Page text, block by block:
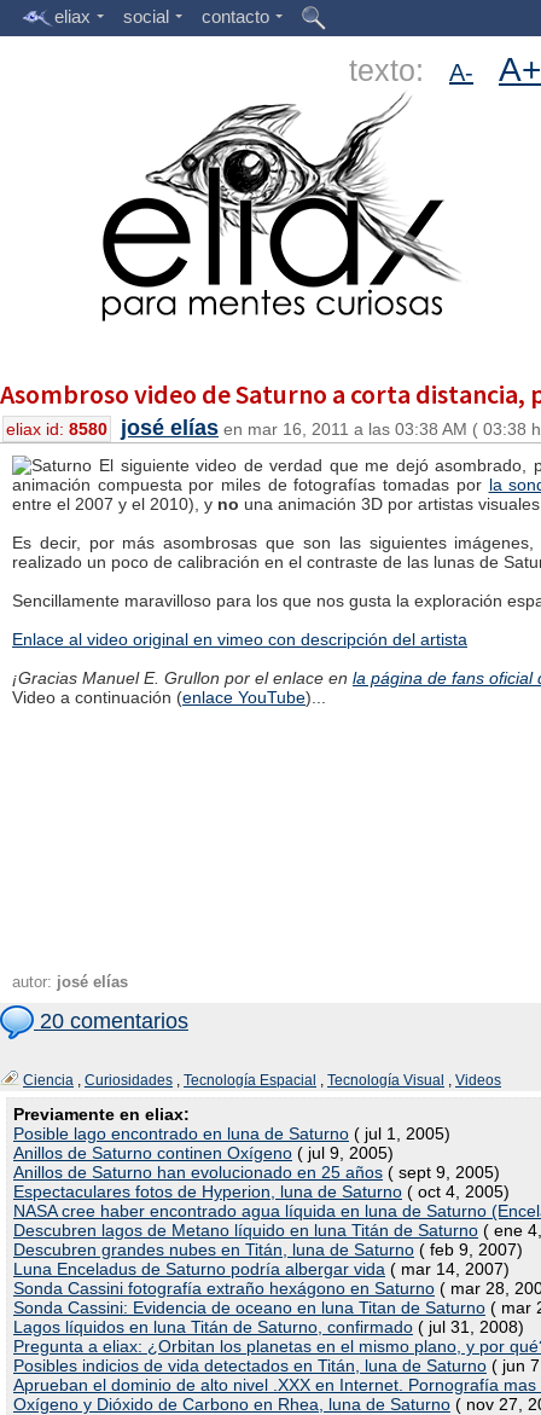
eliax social contacto
texto: A- A+
Asombroso video de Saturno a corta distancia,
eliax id: 8580 josé elías en mar 16, 2011 a las 03:38 AM ( 03:38
El siguiente video de verdad que me dejó
animación compuesta por miles de fotografías tomadas por la
entre el 2007 y el 2010), y no una animación 3D por artistas
Es decir, por más asombrosas que son las siguientes
realizado un poco de calibración en el contraste de las lunas de
Sencillamente maravilloso para los que nos gusta la exploración
Enlace al video original en vimeo con descripción del artista
¡Gracias Manuel E. Grullon por el enlace en la página de fans oficial
Video a continuación (enlace YouTube)...
autor: josé elías
20 comentarios
Ciencia , Curiosidades , Tecnología Espacial , Tecnología Visual , Videos
Previamente en eliax:
Posible lago encontrado en luna de Saturno ( jul 1, 2005)
Anillos de Saturno continen Oxí­geno ( jul 9, 2005)
Anillos de Saturno han evolucionado en 25 años ( sept 9, 2005)
Espectaculares fotos de Hyperion, luna de Saturno ( oct 4, 2005)
NASA cree haber encontrado agua líquida en luna de Saturno
Descubren lagos de Metano líquido en luna Titán de Saturno ( ene
Descubren grandes nubes en Titán, luna de Saturno ( feb 9, 2007)
Luna Enceladus de Saturno podría albergar vida ( mar 14, 2007)
Sonda Cassini fotografía extraño hexágono en Saturno ( mar 28,
Sonda Cassini: Evidencia de oceano en luna Titan de Saturno ( mar
Lagos líquidos en luna Titán de Saturno, confirmado ( jul 31, 2008)
Pregunta a eliax: ¿Orbitan los planetas en el mismo plano, y por
Posibles indicios de vida detectados en Titán, luna de Saturno ( jun
Aprueban el dominio de alto nivel .XXX en Internet. Pornografía
Oxígeno y Dióxido de Carbono en Rhea, luna de Saturno ( nov 27,